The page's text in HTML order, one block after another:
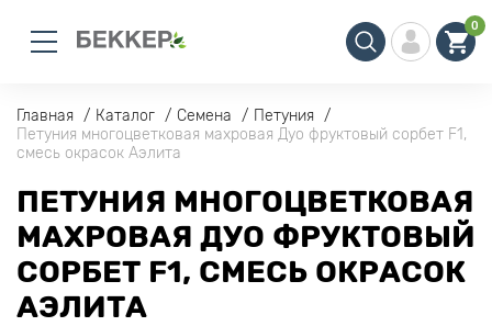
0
Главная Каталог Семена
Петуния
Петуния многоцветковая махровая Дуо фруктовый сорбет F1,
смесь окрасок Аэлита
ПЕТУНИЯ МНОГОЦВЕТКОВАЯ
МАХРОВАЯ ДУО ФРУКТОВЫЙ
СОРБЕТ F1, СМЕСЬ ОКРАСОК
АЭЛИТА